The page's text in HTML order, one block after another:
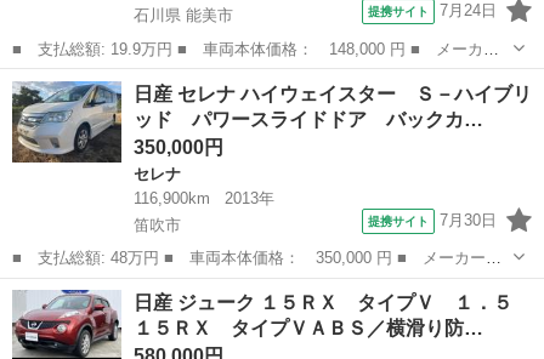
石川県 能美市
提携サイト 7月24日
■ 支払総額: 19.9万円 ■ 車両本体価格： 148,000 円 ■ メーカー
名： 日産 ■ 車種名： モコ ■ グレード名： Ｓ 車検受け渡し
２年付き♪ 距離４００００キロ代♪ キーレスエントリー♪ ＣＤ♪
ラジオ♪...
石川 能美市 モコ
日産 セレナ ハイウェイスター Ｓ－ハイブリ
ッド パワースライドドア バックカ…
350,000円
セレナ
116,900km
2013年
笛吹市
提携サイト 7月30日
■ 支払総額: 48万円 ■ 車両本体価格： 350,000 円 ■ メーカー
名： 日産 ■ 車種名： セレナ ■ グレード名： ハイウェイスタ
ー Ｓ－ハイブリッド パワースライドドア バックカメラ ＥＴ
Ｃ ナビ ■ 排気...
山梨 笛吹市 セレナ
日産 ジューク １５ＲＸ タイプＶ １．５
１５ＲＸ タイプＶＡＢＳ／横滑り防…